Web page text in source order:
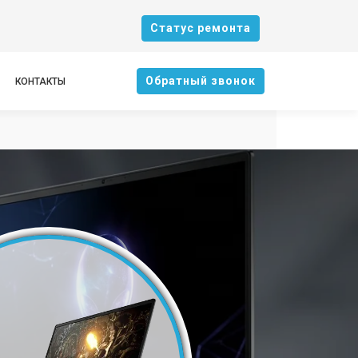
Cтатус ремонта
КОНТАКТЫ Oбратный звонок